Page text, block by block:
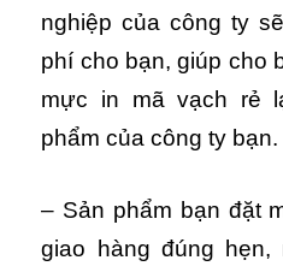
nghiệp của công ty
phí cho bạn, giúp cho
mực in mã vạch rẻ
phẩm của công ty bạn.
– Sản phẩm bạn đặt
giao hàng đúng hẹn,